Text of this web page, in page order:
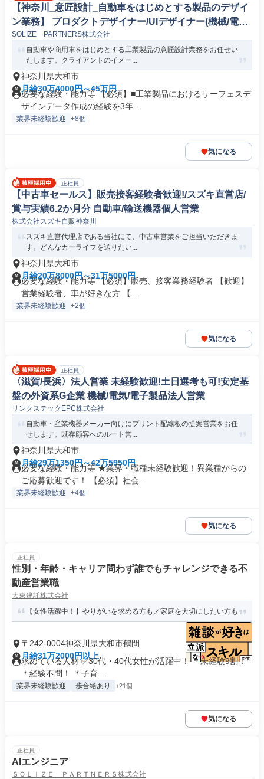
【神奈川_意匠設計_自動車をはじめとする製品のデザイ
ン業務】 プロダクトデザイナー/UIデザイナー(機械/電気/
電子製品専門職)
SOLIZE PARTNERS株式会社
自動車や商用車をはじめとする工業製品の意匠設計業務をお任せい
たします。クライアントのイメー...
神奈川県大和市
月給30万4000円～45万円
必要な経験・能力等 【必須】■工業製品におけるサーフェスデ
ザインデータ作成の経験を3年...
業界未経験歓迎 +8個
気になる
正社員
【中古車セールス】販売接客経験者歓迎!/スズキ直営店/
賞与実績6.2か月分 自動車/輸送機器個人営業
株式会社スズキ自販神奈川
スズキ直営代理店である当社にて、中古車営業をご担当いただきま
す。どんなカーライフを送りたい...
神奈川県大和市
月給20万8000円～31万5000円
必要な経験・能力等 【必須】販売、接客業務経験者 【歓迎】
営業経験者、車が好きな方 【...
業界未経験歓迎 +2個
気になる
正社員
〈滋賀/長浜〉法人営業 未経験歓迎!土日選考も可!安定基
盤の外資系G企業 機械/電気/電子製品法人営業
リンクステックEPC株式会社
自動車・産業機器メーカー向けにプリント配線板の提案営業をお任
せします。既存顧客へのルート営...
神奈川県大和市
月給29万1350円～42万5950円
必要な経験・能力等 ★業界・職種未経験歓迎！異業種からの
ご応募歓迎です！ 【必須】社会...
業界未経験歓迎 +4個
気になる
正社員
性別・年齢・キャリア問わず誰でもチャレンジできる不
動産営業職
大東建託株式会社
【女性活躍中！】やりがいを求める方も／家庭を大切にしたい方も
〒242-0004神奈川県大和市鶴間
月給31万2000円以上
求めている人材 ✅30代・40代女性が活躍中！ ＊未経験9割！
＊経験不問！ ＊子育...
業界未経験歓迎 歩合給あり +21個
気になる
正社員
AIエンジニア
ＳＯＬＩＺＥ ＰＡＲＴＮＥＲＳ株式会社